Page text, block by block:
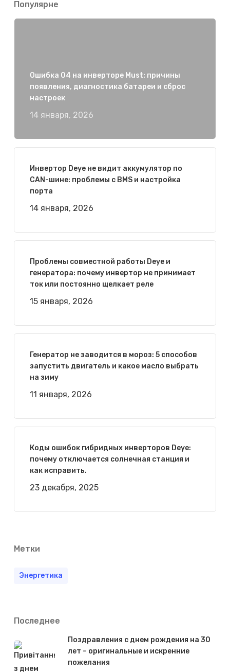
Популярне
Ошибка 04 на инверторе Must: причины
появления, диагностика батареи и сброс
настроек
14 января, 2026
Инвертор Deye не видит аккумулятор по
CAN-шине: проблемы с BMS и настройка
порта
14 января, 2026
Проблемы совместной работы Deye и
генератора: почему инвертор не принимает
ток или постоянно щелкает реле
15 января, 2026
Генератор не заводится в мороз: 5 способов
запустить двигатель и какое масло выбрать
на зиму
11 января, 2026
Коды ошибок гибридных инверторов Deye:
почему отключается солнечная станция и
как исправить.
23 декабря, 2025
Метки
Энергетика
Последнее
Поздравления с днем рождения на 30
лет – оригинальные и искренние
пожелания